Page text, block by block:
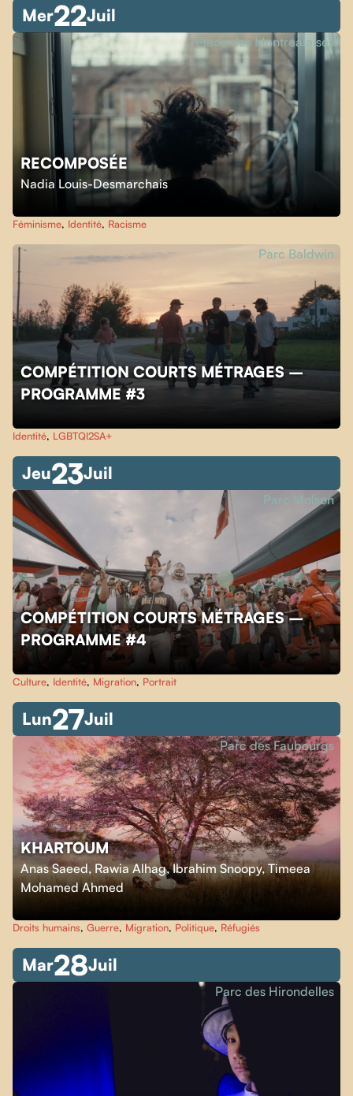
Mer22Juil
RECOMPOSÉE
Nadia Louis-Desmarchais
Place des Montréalaises
Féminisme, Identité, Racisme
COMPÉTITION COURTS MÉTRAGES –
PROGRAMME #3
Parc Baldwin
Identité, LGBTQI2SA+
Jeu23Juil
COMPÉTITION COURTS MÉTRAGES –
PROGRAMME #4
Parc Molson
Culture, Identité, Migration, Portrait
Lun27Juil
KHARTOUM
Anas Saeed, Rawia Alhag, Ibrahim Snoopy, Timeea
Mohamed Ahmed
Parc des Faubourgs
Droits humains, Guerre, Migration, Politique, Réfugiés
Mar28Juil
Parc des Hirondelles